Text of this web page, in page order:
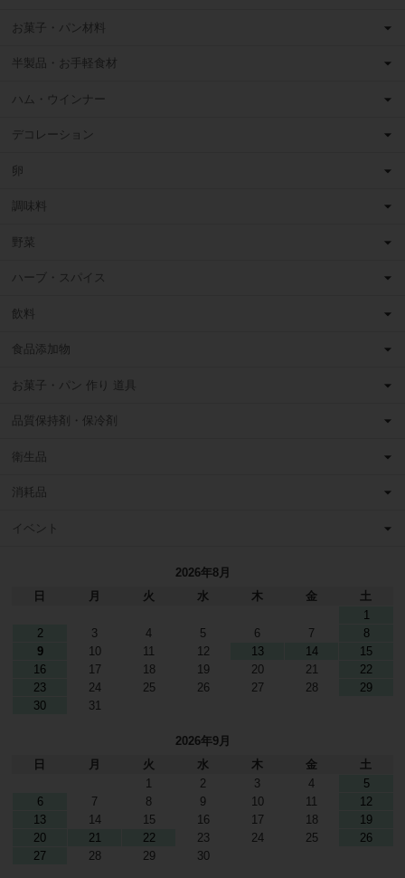
お菓子・パン材料
半製品・お手軽食材
ハム・ウインナー
デコレーション
卵
調味料
野菜
ハーブ・スパイス
飲料
食品添加物
お菓子・パン 作り 道具
品質保持剤・保冷剤
衛生品
消耗品
イベント
2026年8月
日
月 火 水 木 金
土
1
2
3 4 5 6 7
8
9
10 11 12 13 14
15
16
17 18 19 20 21
22
23
24 25 26 27 28
29
30
31
2026年9月
日
月 火 水 木 金
土
1
2 3 4
5
6
7 8 9 10 11
12
13
14 15 16 17 18
19
20
21 22 23 24 25
26
27
28 29 30